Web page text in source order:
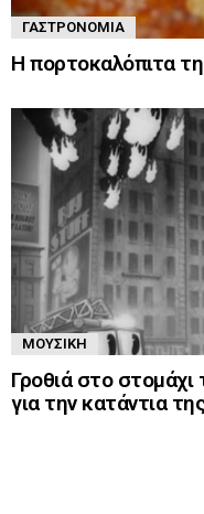
ΓΑΣΤΡΟΝΟΜΊΑ
Η πορτοκαλόπιτα
ΜΟΥΣΙΚΉ
Γροθιά στο
για την κατάντια